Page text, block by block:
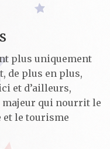
plus uniquement
de plus en plus,
et d’ailleurs,
majeur qui nourrit le
et le tourisme